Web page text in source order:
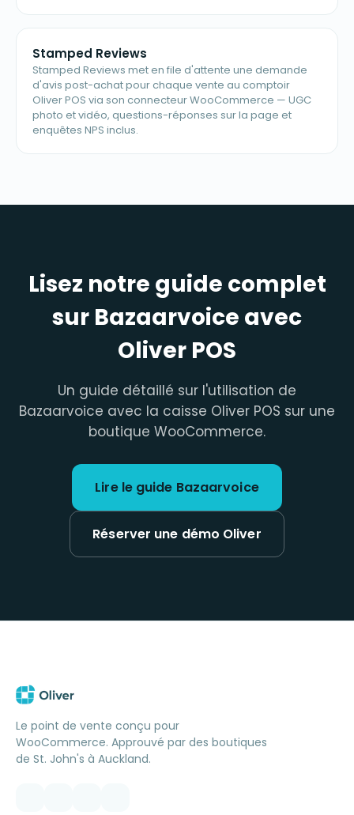
Stamped Reviews
Stamped Reviews met en file d'attente une demande
d'avis post-achat pour chaque vente au comptoir
Oliver POS via son connecteur WooCommerce — UGC
photo et vidéo, questions-réponses sur la page et
enquêtes NPS inclus.
Lisez notre guide complet
sur Bazaarvoice avec
Oliver POS
Un guide détaillé sur l'utilisation de
Bazaarvoice avec la caisse Oliver POS sur une
boutique WooCommerce.
Lire le guide Bazaarvoice
Réserver une démo Oliver
Le point de vente conçu pour
WooCommerce. Approuvé par des boutiques
de St. John's à Auckland.